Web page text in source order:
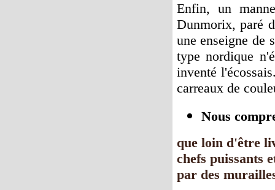
Enfin, un
Dunmorix, paré
une enseigne de
type nordique
inventé
carreaux de
Nous
que loin d'être
chefs puissants
par des